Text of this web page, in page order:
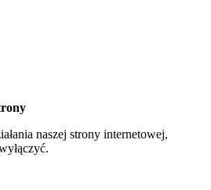
naszej strony internetowej,